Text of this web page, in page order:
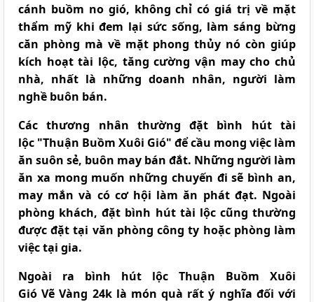
cánh buồm no gió, không chỉ có giá trị về mặt
thẩm mỹ khi đem lại sức sống, làm sáng bừng
căn phòng mà về mặt phong thủy nó còn giúp
kích hoạt tài lộc, tăng cường vận may cho chủ
nhà, nhất là những doanh nhân, người làm
nghề buôn bán.
Các thương nhân thường đặt bình hút tài
lộc "Thuận Buồm Xuôi Gió" để cầu mong việc làm
ăn suôn sẻ, buôn may bán đắt. Những người làm
ăn xa mong muốn những chuyến đi sẽ bình an,
may mắn và có cơ hội làm ăn phát đạt. Ngoài
phòng khách, đặt bình hút tài lộc cũng thường
được đặt tại văn phòng công ty hoặc phòng làm
việc tại gia.
Ngoài ra bình hút lộc Thuận Buồm Xuôi
Gió Vẽ Vàng 24klà món quà rất ý nghĩa đối với